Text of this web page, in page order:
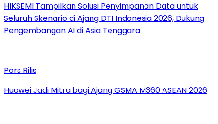
HIKSEMI Tampilkan Solusi Penyimpanan Data untuk
Seluruh Skenario di Ajang DTI Indonesia 2026, Dukung
Pengembangan AI di Asia Tenggara
Pers Rilis
Huawei Jadi Mitra bagi Ajang GSMA M360 ASEAN 2026